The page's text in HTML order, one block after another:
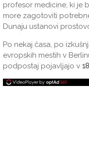
profesor medicine, ki je
more zagotoviti
Dunaju ustanovi
Po nekaj časa, po
evropskih mestih v
podpostaj pojavljajo v